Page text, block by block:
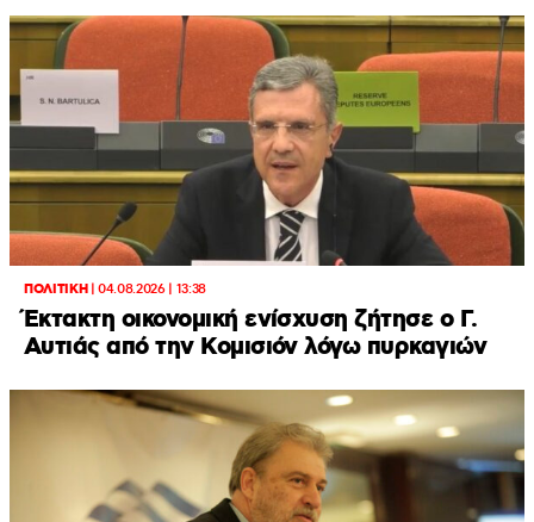
ΠΟΛΙΤΙΚΗ|04.08.2026 | 13:38
Έκτακτη οικονομική ενίσχυση ζήτησε ο Γ.
Αυτιάς από την Κομισιόν λόγω πυρκαγιών